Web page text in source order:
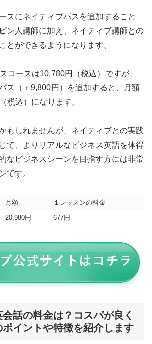
スにネイティブパスを追加すること
ン人講師に加え、ネイティブ講師との
とができるようになります。
コースは10,780円（税込）ですが、
ス（＋9,800円）を追加すると、月額
税込）になります。
もしれませんが、ネイティブとの実践
て、よりリアルなビジネス英語を体得
なビジネスシーンを目指す方には非常
です。
月額
１レッスンの料金
20,980円 677円
話の料金は？コスパが良く
イントや特徴を紹介します